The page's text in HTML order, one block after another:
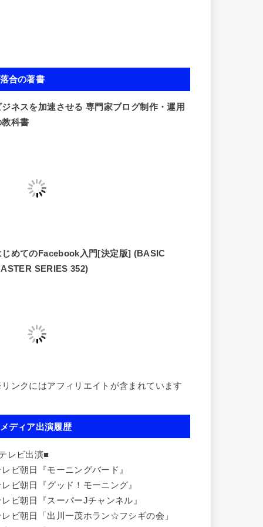
落合の著書
ジネスを加速させる 専門家ブログ制作・運用
教科書
じめてのFacebook入門[決定版] (BASIC
SERIES 352)
ンクにはアフィリエイトが含まれています
メディア出演履歴
レビ出演■
レビ朝日『モーニングバード』
レビ朝日『グッド！モーニング』
レビ朝日『スーパーJチャンネル』
レビ朝日「出川一茂ホラン☆フシギの会」